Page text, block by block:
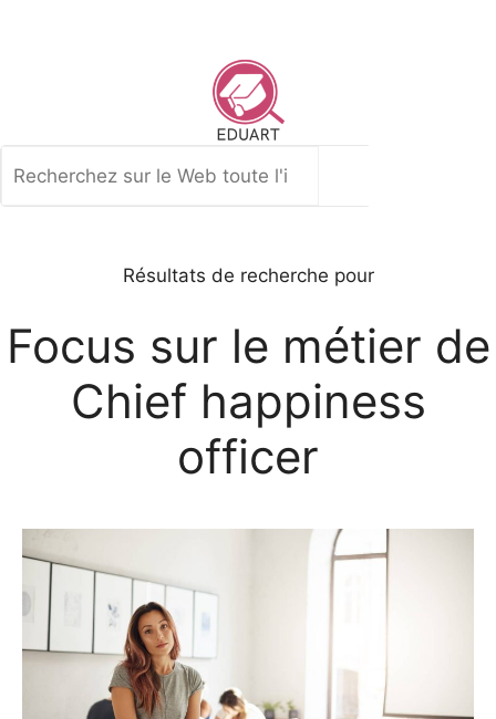
Résultats de recherche pour
Focus sur le métier de
Chief happiness
officer